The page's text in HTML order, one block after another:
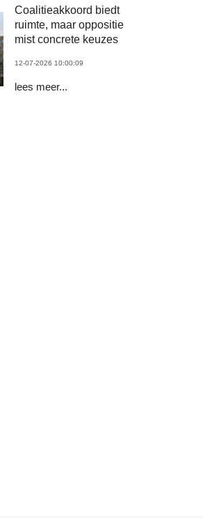
Coalitieakkoord biedt
ruimte, maar oppositie
mist concrete keuzes
12-07-2026 10:00:09
lees meer...